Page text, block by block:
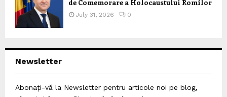
de Comemorare a Holocaustului Romilor
July 31, 2026 0
Newsletter
Abonați-vă la Newsletter pentru articole noi pe blog,